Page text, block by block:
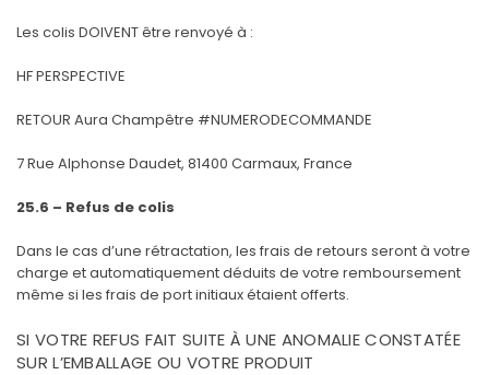
Les colis DOIVENT être renvoyé à :
HF PERSPECTIVE
RETOUR Aura Champêtre #NUMERODECOMMANDE
7 Rue Alphonse Daudet, 81400 Carmaux, France
25.6 – Refus de colis
Dans le cas d’une rétractation, les frais de retours seront à votre
charge et automatiquement déduits de votre remboursement
même si les frais de port initiaux étaient offerts.
SI VOTRE REFUS FAIT SUITE À UNE ANOMALIE CONSTATÉE
SUR L’EMBALLAGE OU VOTRE PRODUIT